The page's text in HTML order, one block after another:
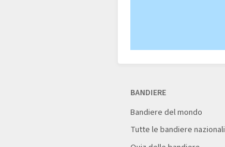
BANDIERE
Bandiere del mondo
Tutte le bandiere nazionali